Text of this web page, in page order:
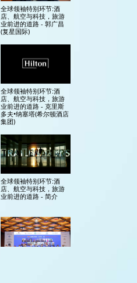
全球领袖特别环节:酒
店、航空与科技，旅游
业前进的道路 - 郭广昌
(复星国际)
全球领袖特别环节:酒
店、航空与科技，旅游
业前进的道路 - 克里斯
多夫•纳塞塔(希尔顿酒店
集团)
全球领袖特别环节:酒
店、航空与科技，旅游
业前进的道路 - 简介